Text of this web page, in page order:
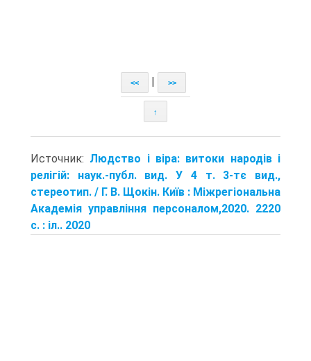
<< >>
↑
Источник: Людство і віра: витоки народів і
релігій: наук.-публ. вид. У 4 т. 3-тє вид.,
стереотип. / Г. В. Щокін. Київ : Міжрегіональна
Академія управління персоналом,2020. 2220
с. : іл.. 2020